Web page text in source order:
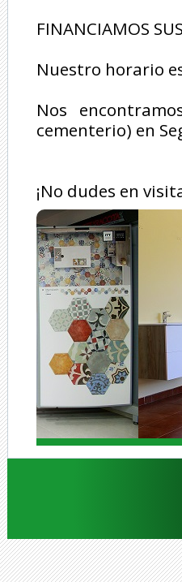
FINANCIAMOS
Nuestro horario
Nos
cementerio) en
¡No dudes en